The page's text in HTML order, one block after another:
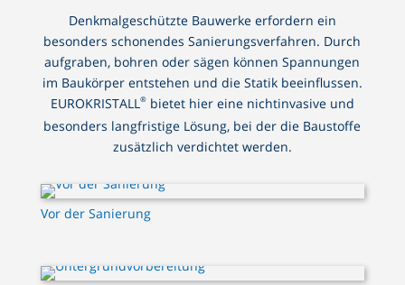
Denkmalgeschützte Bauwerke erfordern ein
besonders schonendes Sanierungsverfahren. Durch
aufgraben, bohren oder sägen können Spannungen
im Baukörper entstehen und die Statik beeinflussen.
EUROKRISTALL ®bietet hier eine nichtinvasive und
besonders langfristige Lösung, bei der die Baustoffe
zusätzlich verdichtet werden.
Vor der Sanierung